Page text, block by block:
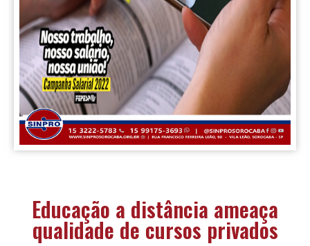
Educação a distância ameaça
qualidade de cursos privados